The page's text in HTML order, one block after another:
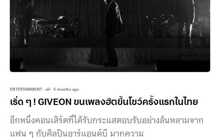
ENTERTAINMENT 5 months ago
เริ่ด ๆ ! GIVEON ขนเพลงฮิตขึ้นโชว์ครั้งแรกในไทย
อีกหนึ่งคอนเสิร์ตที่ได้รับกระแสตอบรับอย่างล้นหลามจาก
แฟน ๆ กับศิลปินอาร์แอนด์บี มากความ